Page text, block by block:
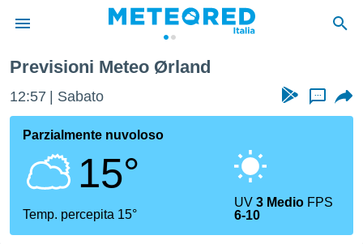
di
per
le
di
Previsioni Meteo Ørland
12:57 Sabato ...
Parzialmente nuvoloso
15°
Temp. percepita 15°
UV3 Medio FPS
6-10